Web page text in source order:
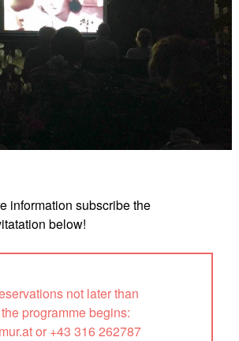
information subscribe the
below!
not later than
programme begins:
or +43 316 262787